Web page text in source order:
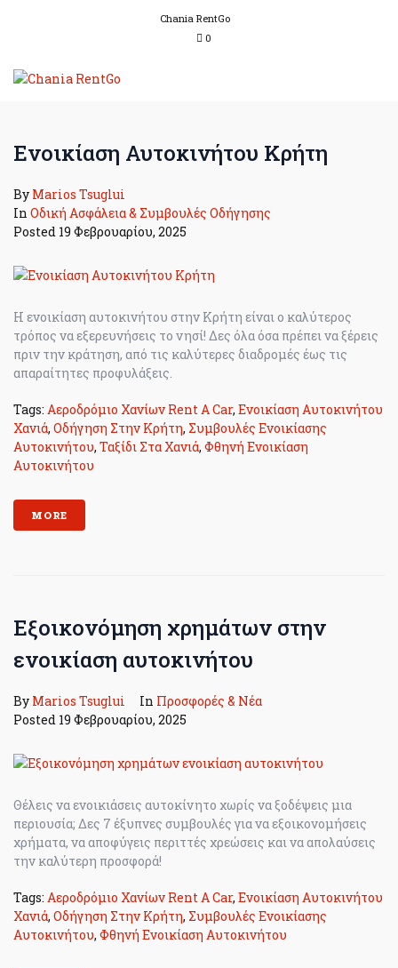
Chania RentGo
0
Ενοικίαση Αυτοκινήτου Κρήτη
By Marios Tsuglui
In Οδική Ασφάλεια & Συμβουλές Οδήγησης
Posted 19 Φεβρουαρίου, 2025
Η ενοικίαση αυτοκινήτου στην Κρήτη είναι ο καλύτερος
τρόπος να εξερευνήσεις το νησί! Δες όλα όσα πρέπει να ξέρεις
πριν την κράτηση, από τις καλύτερες διαδρομές έως τις
απαραίτητες προφυλάξεις.
Tags: Αεροδρόμιο Χανίων Rent A Car, Ενοικίαση Αυτοκινήτου
Χανιά, Οδήγηση Στην Κρήτη, Συμβουλές Ενοικίασης
Αυτοκινήτου, Ταξίδι Στα Χανιά, Φθηνή Ενοικίαση
Αυτοκινήτου
MORE
Εξοικονόμηση χρημάτων στην
ενοικίαση αυτοκινήτου
By Marios Tsuglui In Προσφορές & Νέα
Posted 19 Φεβρουαρίου, 2025
Θέλεις να ενοικιάσεις αυτοκίνητο χωρίς να ξοδέψεις μια
περιουσία; Δες 7 έξυπνες συμβουλές για να εξοικονομήσεις
χρήματα, να αποφύγεις περιττές χρεώσεις και να απολαύσεις
την καλύτερη προσφορά!
Tags: Αεροδρόμιο Χανίων Rent A Car, Ενοικίαση Αυτοκινήτου
Χανιά, Οδήγηση Στην Κρήτη, Συμβουλές Ενοικίασης
Αυτοκινήτου, Φθηνή Ενοικίαση Αυτοκινήτου